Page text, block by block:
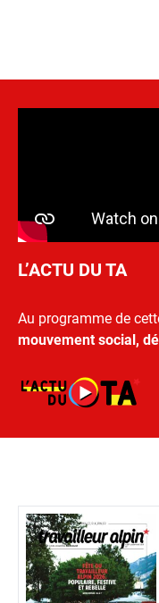
L’ACTU DU TA
Au programme de
mouvement social,